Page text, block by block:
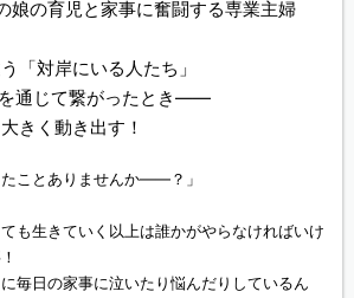
娘の育児と家事に奮闘する専業主婦
「対岸にいる人たち」
を通じて繋がったとき――
きく動き出す！
たことありませんか――？」
も生きていく以上は誰かがやらなければいけ
毎日の家事に泣いたり悩んだりしているん